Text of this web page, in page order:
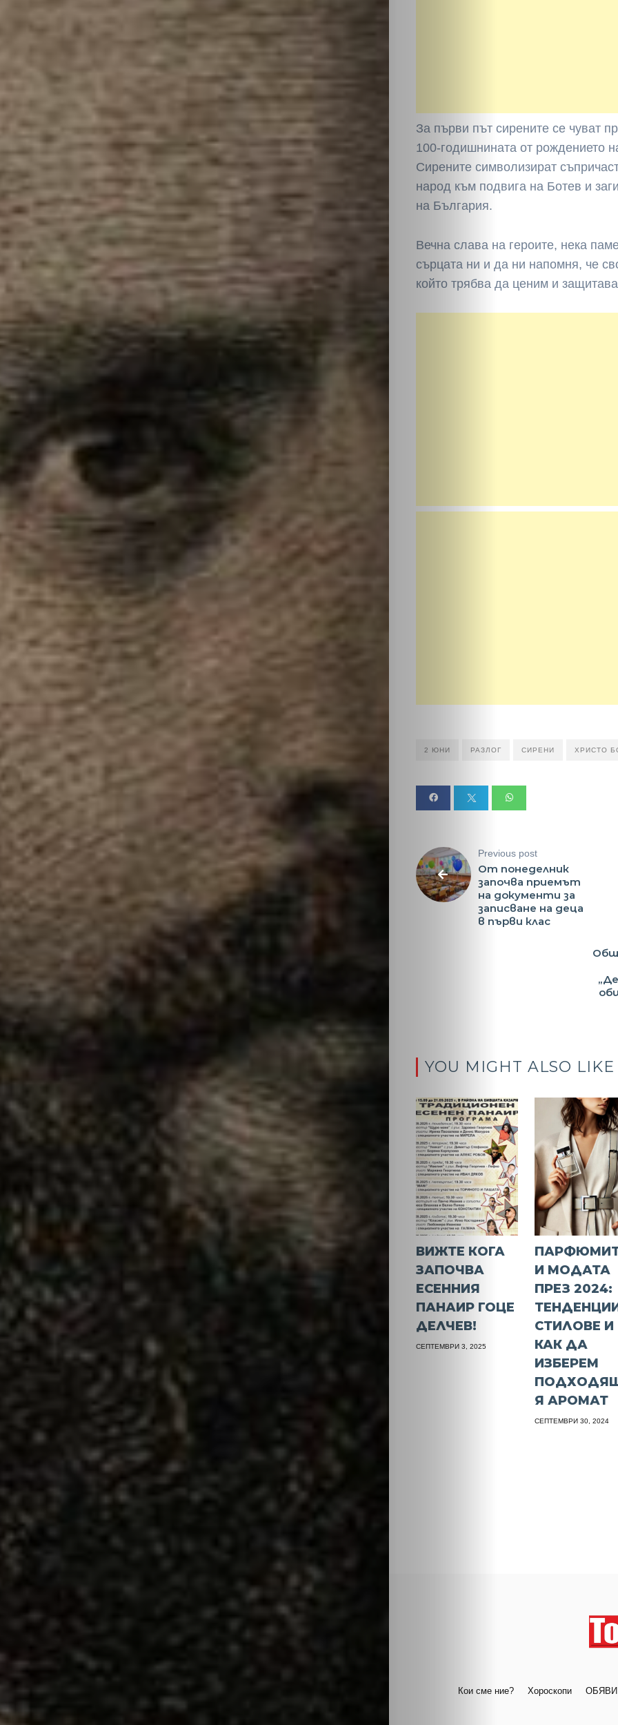
Таблоид
Новини
Search
За първи път сирените се чуват
100-годишнината от рождението
Сирените символизират
народ към подвига на Ботев и
на България.
Вечна слава на героите, нека
сърцата ни и да ни напомня, че
който трябва да ценим и
2 ЮНИ РАЗЛОГ СИРЕНИ ХРИСТО
Previous post
От понеделник
започва приемът
на документи за
записване на деца
в първи клас
YOU MIGHT ALSO LIKE
ВИЖТЕ КОГА
ЗАПОЧВА
ЕСЕННИЯ
ПАНАИР ГОЦЕ
ДЕЛЧЕВ!
СЕПТЕМВРИ 3, 2025
И МОДАТА
ПРЕЗ 2024:
СТИЛОВЕ И
КАК ДА
ИЗБЕРЕМ
Я АРОМАТ
СЕПТЕМВРИ 30, 2024
Кои сме ние? Хороскопи ОБЯВИ